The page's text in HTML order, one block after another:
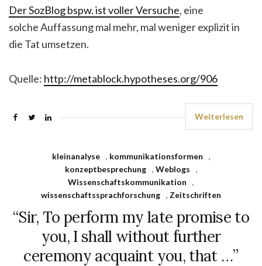
Der SozBlog bspw. ist voller Versuche, eine
solche Auffassung mal mehr, mal weniger explizit in
die Tat umsetzen.
Quelle: http://metablock.hypotheses.org/906
Weiterlesen
kleinanalyse , kommunikationsformen
,
konzeptbesprechung
, Weblogs
,
Wissenschaftskommunikation
,
wissenschaftssprachforschung , Zeitschriften
“Sir, To perform my late promise to
you, I shall without further
ceremony acquaint you, that …”